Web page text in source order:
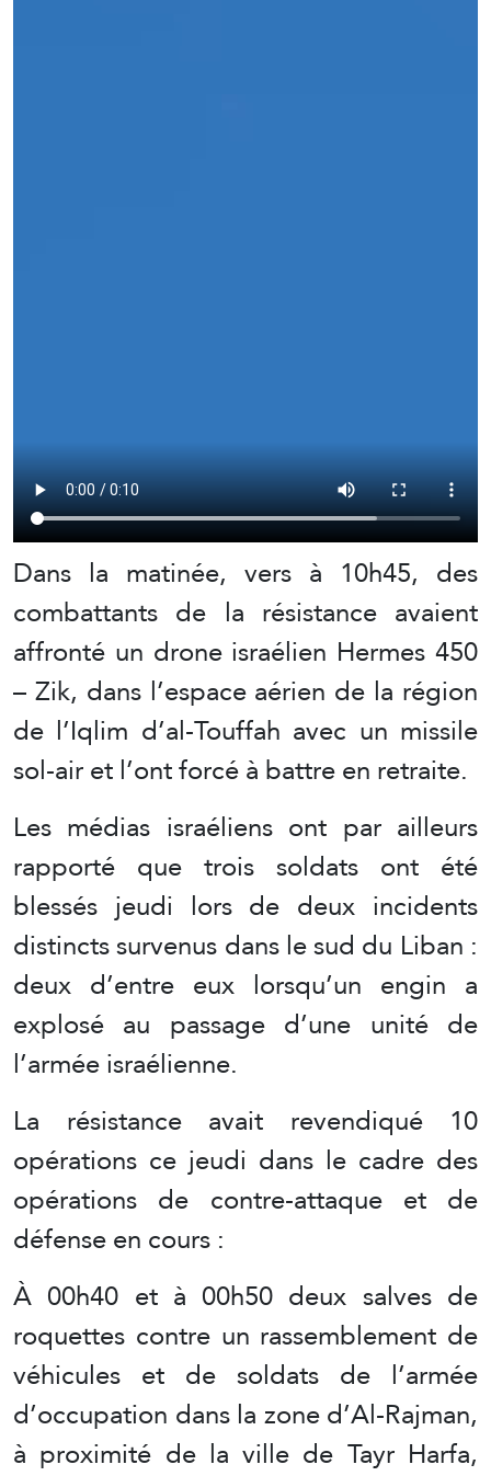
Dans la matinée, vers à 10h45, des
combattants de la résistance avaient
affronté un drone israélien Hermes 450
– Zik, dans l’espace aérien de la région
de l’Iqlim d’al-Touffah avec un missile
sol-air et l’ont forcé à battre en retraite.
Les médias israéliens ont par ailleurs
rapporté que trois soldats ont été
blessés jeudi lors de deux incidents
distincts survenus dans le sud du Liban :
deux d’entre eux lorsqu’un engin a
explosé au passage d’une unité de
l’armée israélienne.
La résistance avait revendiqué 10
opérations ce jeudi dans le cadre des
opérations de contre-attaque et de
défense en cours :
À 00h40 et à 00h50 deux salves de
roquettes contre un rassemblement de
véhicules et de soldats de l’armée
d’occupation dans la zone d’Al-Rajman,
à proximité de la ville de Tayr Harfa,